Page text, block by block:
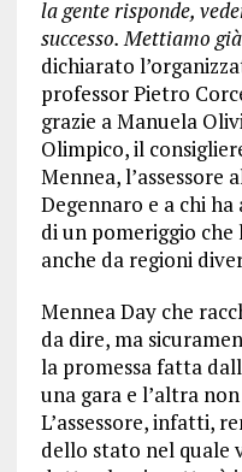
la gente risponde,
successo. Mettiamo
dichiarato
professor Pietro
grazie a Manuela
Olimpico, il
Mennea, l’assessore
Degennaro e a chi
di un pomeriggio
anche da regioni
Mennea Day che
da dire, ma
la promessa fatta
una gara e l’altra
L’assessore, infatti,
dello stato nel quale